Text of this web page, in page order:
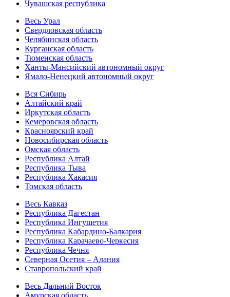
Чувашская республика
Весь Урал
Свердловская область
Челябинская область
Курганская область
Тюменская область
Ханты-Мансийский автономный округ
Ямало-Ненецкий автономный округ
Вся Сибирь
Алтайский край
Иркутская область
Кемеровская область
Красноярский край
Новосибирская область
Омская область
Республика Алтай
Республика Тыва
Республика Хакасия
Томская область
Весь Кавказ
Республика Дагестан
Республика Ингушетия
Республика Кабардино-Балкария
Республика Карачаево-Черкесия
Республика Чечня
Северная Осетия – Алания
Ставропольский край
Весь Дальний Восток
Амурская область